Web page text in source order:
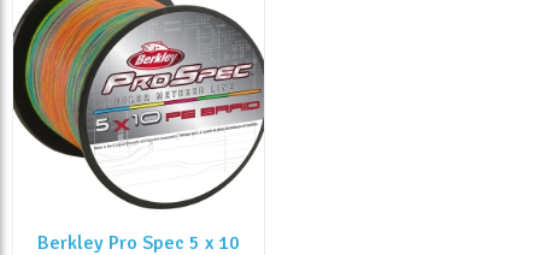
Berkley Pro Spec 5 x 10